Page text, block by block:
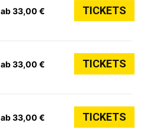
ab 33,00 € TICKETS
ab 33,00 € TICKETS
ab 33,00 € TICKETS